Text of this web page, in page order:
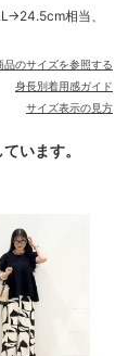
相当、
品のサイズを参照する
身長別着用感ガイド
サイズ表示の見方
います。